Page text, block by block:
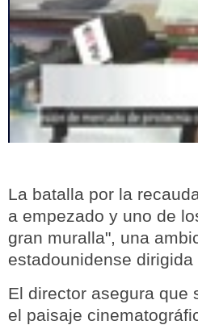
La batalla por la
a empezado y uno de
gran muralla", una
estadounidense dirigida
El director asegura que
el paisaje